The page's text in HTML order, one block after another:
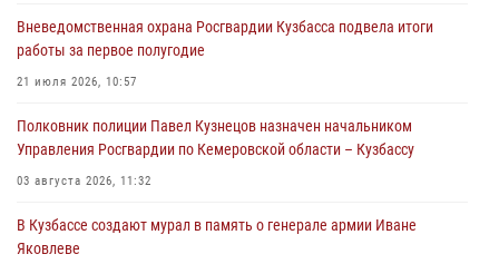
Росгвардейцы задержали предполагаемого виновника причинения
ножевого ранения кемеровчанину
06 августа 2026, 09:18
Росгвардейцы задержали мужчину, повредившего имущество
горожанки
06 августа 2026, 08:17
Росгвардейцы пресекли противоправные действия и защитили
новокузнечанку от агрессивного знакомого
Вневедомственная охрана Росгвардии Кузбасса подвела итоги
работы за первое полугодие
21 июля 2026, 10:57
Полковник полиции Павел Кузнецов назначен начальником
Управления Росгвардии по Кемеровской области – Кузбассу
03 августа 2026, 11:32
В Кузбассе создают мурал в память о генерале армии Иване
Яковлеве